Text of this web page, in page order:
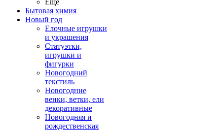
Ещё
Бытовая химия
Новый год
Елочные игрушки
и украшения
Статуэтки,
игрушки и
фигурки
Новогодний
текстиль
Новогодние
венки, ветки, ели
декоративные
Новогодняя и
рождественская